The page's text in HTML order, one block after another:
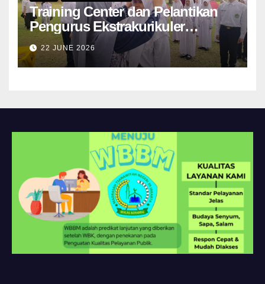
Training Center dan Pelantikan
Pengurus Ekstrakurikuler
Paskibra MTs Negeri 39 Jakarta
Utara Tahun 2026 Berlangsung
Khidmat di Bumi Perkemahan
22 JUNE 2026